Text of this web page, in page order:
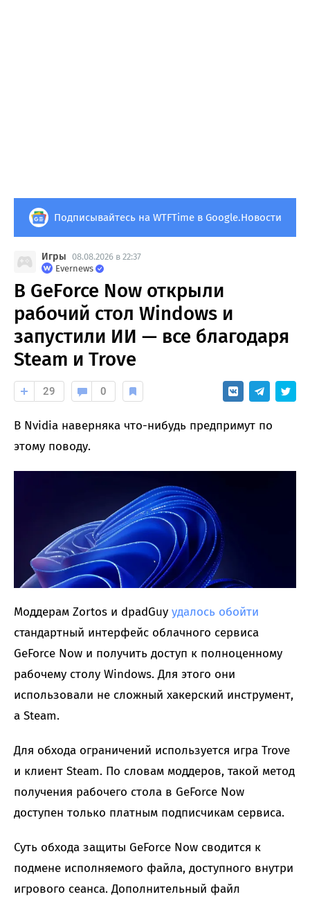
Подписывайтесь на WTFTime в Google.Новости
Игры 08.08.2026 в 22:37
Evernews
В GeForce Now открыли
рабочий стол Windows и
запустили ИИ — все благодаря
Steam и Trove
29 0
В Nvidia наверняка что-нибудь предпримут по
этому поводу.
Моддерам Zortos и dpadGuy удалось обойти
стандартный интерфейс облачного сервиса
GeForce Now и получить доступ к полноценному
рабочему столу Windows. Для этого они
использовали не сложный хакерский инструмент,
а Steam.
Для обхода ограничений используется игра Trove
и клиент Steam. По словам моддеров, такой метод
получения рабочего стола в GeForce Now
доступен только платным подписчикам сервиса.
Суть обхода защиты GeForce Now сводится к
подмене исполняемого файла, доступного внутри
игрового сеанса. Дополнительный файл